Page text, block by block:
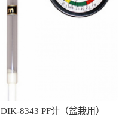
DIK-8343 PF计（盆栽用）